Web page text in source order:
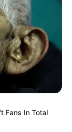
Fans In Total